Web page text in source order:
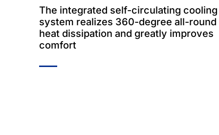
The integrated self-circulating cooling
system realizes 360-degree all-round
heat dissipation and greatly improves
comfort